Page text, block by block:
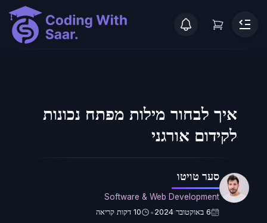
איך לבחור מילות מפתח נכונות
לקידום אורגני
סער טויטו
Software & Web Development
6 באוקטובר 2024 •
10 דקות קריאה